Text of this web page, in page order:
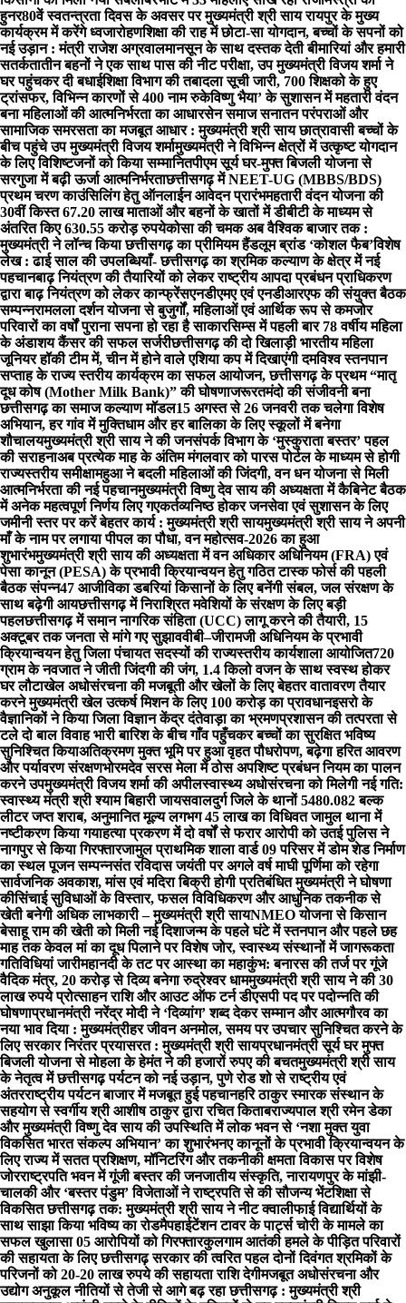
हुनर80वें स्वतन्त्रता दिवस के अवसर पर मुख्यमंत्री श्री साय रायपुर के मुख्य
कार्यक्रम में करेंगे ध्वजारोहणशिक्षा की राह में छोटा-सा योगदान, बच्चों के सपनों को
नई उड़ान : मंत्री राजेश अग्रवालमानसून के साथ दस्तक देती बीमारियां और हमारी
सतर्कतातीन बहनों ने एक साथ पास की नीट परीक्षा, उप मुख्यमंत्री विजय शर्मा ने
घर पहुंचकर दी बधाईशिक्षा विभाग की तबादला सूची जारी, 700 शिक्षको के हुए
ट्रांसफर, विभिन्न कारणों से 400 नाम रुकेविष्णु भैया’ के सुशासन में महतारी वंदन
बना महिलाओं की आत्मनिर्भरता का आधारसेन समाज सनातन परंपराओं और
सामाजिक समरसता का मजबूत आधार : मुख्यमंत्री श्री सायछात्रावासी बच्चों के
बीच पहुंचे उप मुख्यमंत्री विजय शर्मामुख्यमंत्री ने विभिन्न क्षेत्रों में उत्कृष्ट योगदान
के लिए विशिष्टजनों को किया सम्मानितपीएम सूर्य घर-मुफ्त बिजली योजना से
सरगुजा में बढ़ी ऊर्जा आत्मनिर्भरताछत्तीसगढ़ में NEET-UG (MBBS/BDS)
प्रथम चरण काउंसिलिंग हेतु ऑनलाईन आवेदन प्रारंभमहतारी वंदन योजना की
30वीं किस्त 67.20 लाख माताओं और बहनों के खातों में डीबीटी के माध्यम से
अंतरित किए 630.55 करोड़ रुपयेकोसा की चमक अब वैश्विक बाजार तक :
मुख्यमंत्री ने लॉन्च किया छत्तीसगढ़ का प्रीमियम हैंडलूम ब्रांड ‘कोशल फैब’विशेष
लेख : ढाई साल की उपलब्धियाँ- छत्तीसगढ़ का श्रमिक कल्याण के क्षेत्र में नई
पहचानबाढ़ नियंत्रण की तैयारियों को लेकर राष्ट्रीय आपदा प्रबंधन प्राधिकरण
द्वारा बाढ़ नियंत्रण को लेकर कान्फ्रेंसएनडीएमए एवं एनडीआरएफ की संयुक्त बैठक
सम्पन्नरामलला दर्शन योजना से बुजुर्गों, महिलाओं एवं आर्थिक रूप से कमजोर
परिवारों का वर्षों पुराना सपना हो रहा है साकारसिम्स में पहली बार 78 वर्षीय महिला
के अंडाशय कैंसर की सफल सर्जरीछत्तीसगढ़ की दो खिलाड़ी भारतीय महिला
जूनियर हॉकी टीम में, चीन में होने वाले एशिया कप में दिखाएंगी दमविश्व स्तनपान
सप्ताह के राज्य स्तरीय कार्यक्रम का सफल आयोजन, छत्तीसगढ़ के प्रथम “मातृ
दूध कोष (Mother Milk Bank)” की घोषणाजरूरतमंदो की संजीवनी बना
छत्तीसगढ़ का समाज कल्याण मॉडल15 अगस्त से 26 जनवरी तक चलेगा विशेष
अभियान, हर गांव में मुक्तिधाम और हर बालिका के लिए स्कूलों में बनेगा
शौचालयमुख्यमंत्री श्री साय ने की जनसंपर्क विभाग के ‘मुस्कुराता बस्तर’ पहल
की सराहनाअब प्रत्येक माह के अंतिम मंगलवार को पारस पोर्टल के माध्यम से होगी
राज्यस्तरीय समीक्षामहुआ ने बदली महिलाओं की जिंदगी, वन धन योजना से मिली
आत्मनिर्भरता की नई पहचानमुख्यमंत्री विष्णु देव साय की अध्यक्षता में कैबिनेट बैठक
में अनेक महत्वपूर्ण निर्णय लिए गएकर्तव्यनिष्ठ होकर जनसेवा एवं सुशासन के लिए
जमीनी स्तर पर करें बेहतर कार्य : मुख्यमंत्री श्री सायमुख्यमंत्री श्री साय ने अपनी
माँ के नाम पर लगाया पीपल का पौधा, वन महोत्सव-2026 का हुआ
शुभारंभमुख्यमंत्री श्री साय की अध्यक्षता में वन अधिकार अधिनियम (FRA) एवं
पेसा कानून (PESA) के प्रभावी क्रियान्वयन हेतु गठित टास्क फोर्स की पहली
बैठक संपन्न47 आजीविका डबरियां किसानों के लिए बनेंगी संबल, जल संरक्षण के
साथ बढ़ेगी आयछत्तीसगढ़ में निराश्रित मवेशियों के संरक्षण के लिए बड़ी
पहलछत्तीसगढ़ में समान नागरिक संहिता (UCC) लागू करने की तैयारी, 15
अक्टूबर तक जनता से मांगे गए सुझाववीबी–जीरामजी अधिनियम के प्रभावी
क्रियान्वयन हेतु जिला पंचायत सदस्यों की राज्यस्तरीय कार्यशाला आयोजित720
ग्राम के नवजात ने जीती जिंदगी की जंग, 1.4 किलो वजन के साथ स्वस्थ होकर
घर लौटाखेल अधोसंरचना की मजबूती और खेलों के लिए बेहतर वातावरण तैयार
करने मुख्यमंत्री खेल उत्कर्ष मिशन के लिए 100 करोड़ का प्रावधानइसरो के
वैज्ञानिकों ने किया जिला विज्ञान केंद्र दंतेवाड़ा का भ्रमणप्रशासन की तत्परता से
टले दो बाल विवाह भारी बारिश के बीच गाँव पहुँचकर बच्चों का सुरक्षित भविष्य
सुनिश्चित कियाअतिक्रमण मुक्त भूमि पर हुआ वृहत पौधरोपण, बढ़ेगा हरित आवरण
और पर्यावरण संरक्षणभोरमदेव सरस मेला में ठोस अपशिष्ट प्रबंधन नियम का पालन
करने उपमुख्यमंत्री विजय शर्मा की अपीलस्वास्थ्य अधोसंरचना को मिलेगी नई गति:
स्वास्थ्य मंत्री श्री श्याम बिहारी जायसवालदुर्ग जिले के थानों 5480.082 बल्क
लीटर जप्त शराब, अनुमानित मूल्य लगभग 45 लाख का विधिवत जामुल थाना में
नष्टीकरण किया गयाहत्या प्रकरण में दो वर्षों से फरार आरोपी को उतई पुलिस ने
नागपुर से किया गिरफ्तारजामुल प्राथमिक शाला वार्ड 09 परिसर में डोम शेड निर्माण
का स्थल पूजन सम्पन्नसंत रविदास जयंती पर अगले वर्ष माघी पूर्णिमा को रहेगा
सार्वजनिक अवकाश, मांस एवं मदिरा बिक्री होगी प्रतिबंधित मुख्यमंत्री ने घोषणा
कीसिंचाई सुविधाओं के विस्तार, फसल विविधिकरण और आधुनिक तकनीक से
खेती बनेगी अधिक लाभकारी – मुख्यमंत्री श्री सायNMEO योजना से किसान
बेसाहू राम की खेती को मिली नई दिशाजन्म के पहले घंटे में स्तनपान और पहले छह
माह तक केवल मां का दूध पिलाने पर विशेष जोर, स्वास्थ्य संस्थानों में जागरूकता
गतिविधियां जारीमहानदी के तट पर आस्था का महाकुंभ: बनारस की तर्ज पर गूंजे
वैदिक मंत्र, 20 करोड़ से दिव्य बनेगा रुद्रेश्वर धाममुख्यमंत्री श्री साय ने की 30
लाख रुपये प्रोत्साहन राशि और आउट ऑफ टर्न डीएसपी पद पर पदोन्नति की
घोषणाप्रधानमंत्री नरेंद्र मोदी ने ‘दिव्यांग’ शब्द देकर सम्मान और आत्मगौरव का
नया भाव दिया : मुख्यमंत्रीहर जीवन अनमोल, समय पर उपचार सुनिश्चित करने के
लिए सरकार निरंतर प्रयासरत : मुख्यमंत्री श्री सायप्रधानमंत्री सूर्य घर मुफ्त
बिजली योजना से मोहला के हेमंत ने की हजारों रुपए की बचतमुख्यमंत्री श्री साय
के नेतृत्व में छत्तीसगढ़ पर्यटन को नई उड़ान, पुणे रोड शो से राष्ट्रीय एवं
अंतरराष्ट्रीय पर्यटन बाजार में मजबूत हुई पहचानहरि ठाकुर स्मारक संस्थान के
सहयोग से स्वर्गीय श्री आशीष ठाकुर द्वारा रचित किताबराज्यपाल श्री रमेन डेका
और मुख्यमंत्री विष्णु देव साय की उपस्थिति में लोक भवन से ‘नशा मुक्त युवा
विकसित भारत संकल्प अभियान’ का शुभारंभनए कानूनों के प्रभावी क्रियान्वयन के
लिए राज्य में सतत प्रशिक्षण, मॉनिटरिंग और तकनीकी क्षमता विकास पर विशेष
जोरराष्ट्रपति भवन में गूंजी बस्तर की जनजातीय संस्कृति, नारायणपुर के मांझी-
चालकी और ‘बस्तर पंडुम’ विजेताओं ने राष्ट्रपति से की सौजन्य भेंटशिक्षा से
विकसित छत्तीसगढ़ तक: मुख्यमंत्री श्री साय ने नीट क्वालीफाई विद्यार्थियों के
साथ साझा किया भविष्य का रोडमैपहाईटेंशन टावर के पार्ट्स चोरी के मामले का
सफल खुलासा 05 आरोपियों को गिरफ्तारकुलगाम आतंकी हमले के पीड़ित परिवारों
की सहायता के लिए छत्तीसगढ़ सरकार की त्वरित पहल दोनों दिवंगत श्रमिकों के
परिजनों को 20-20 लाख रुपये की सहायता राशि देगीमजबूत अधोसंरचना और
उद्योग अनुकूल नीतियों से तेजी से आगे बढ़ रहा छत्तीसगढ़ : मुख्यमंत्री श्री